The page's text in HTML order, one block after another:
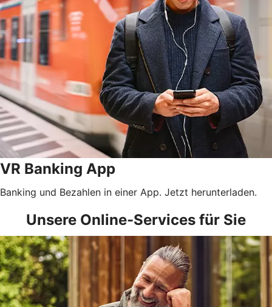
VR Banking App
Banking und Bezahlen in einer App. Jetzt herunterladen.
Unsere Online-Services für Sie